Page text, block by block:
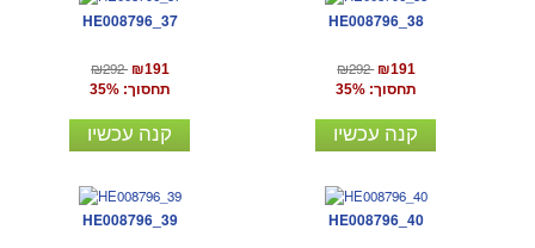
HE008796_37
₪292 ₪191
תחסוך: 35%
קנה עכשיו
HE008796_38
₪292 ₪191
תחסוך: 35%
קנה עכשיו
HE008796_39 HE008796_40